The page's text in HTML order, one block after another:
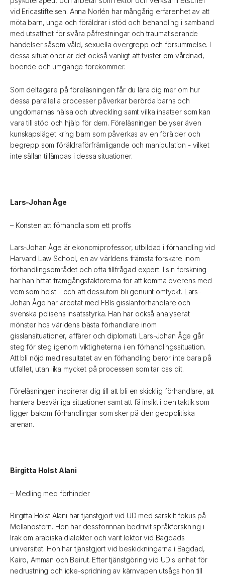
vid Ericastiftelsen. Anna Norlén har mångårig erfarenhet av att
möta barn, unga och föräldrar i stöd och behandling i samband
med utsatthet för svåra påfrestningar och traumatiserande
händelser såsom våld, sexuella övergrepp och försummelse. I
dessa situationer är det också vanligt att tvister om vårdnad,
boende och umgänge förekommer.
Som deltagare på föreläsningen får du lära dig mer om hur
dessa parallella processer påverkar berörda barns och
ungdomarnas hälsa och utveckling samt vilka insatser som kan
vara till stöd och hjälp för dem. Föreläsningen belyser även
kunskapsläget kring barn som påverkas av en förälder och
begrepp som föräldraförfrämligande och manipulation - vilket
inte sällan tillämpas i dessa situationer.
Lars-Johan Åge
– Konsten att förhandla som ett proffs
Lars-Johan Åge är ekonomiprofessor, utbildad i förhandling vid
Harvard Law School, en av världens främsta forskare inom
förhandlingsområdet och ofta tillfrågad expert. I sin forskning
har han hittat framgångsfaktorerna för att komma överens med
vem som helst - och att dessutom bli genuint omtyckt. Lars-
Johan Åge har arbetat med FBIs gisslanförhandlare och
svenska polisens insatsstyrka. Han har också analyserat
mönster hos världens bästa förhandlare inom
gisslansituationer, affärer och diplomati. Lars-Johan Åge går
steg för steg igenom viktigheterna i en förhandlingssituation.
Att bli nöjd med resultatet av en förhandling beror inte bara på
utfallet, utan lika mycket på processen som tar oss dit.
Föreläsningen inspirerar dig till att bli en skicklig förhandlare, att
hantera besvärliga situationer samt att få insikt i den taktik som
ligger bakom förhandlingar som sker på den geopolitiska
arenan.
Birgitta Holst Alani
– Medling med förhinder
Birgitta Holst Alani har tjänstgjort vid UD med särskilt fokus på
Mellanöstern. Hon har dessförinnan bedrivit språkforskning i
Irak om arabiska dialekter och varit lektor vid Bagdads
universitet. Hon har tjänstgjort vid beskickningarna i Bagdad,
Kairo, Amman och Beirut. Efter tjänstgöring vid UD:s enhet för
nedrustning och icke-spridning av kärnvapen utsågs hon till